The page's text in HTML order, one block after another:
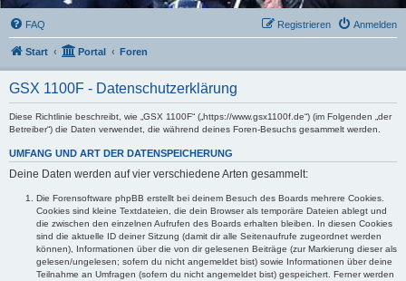
FAQ Anmelden
Registrieren
Start Portal Foren
GSX 1100F - Datenschutzerklärung
Diese Richtlinie beschreibt, wie „GSX 1100F“ („https://www.gsx1100f.de“) (im Folgenden „der
Betreiber“) die Daten verwendet, die während deines Foren-Besuchs gesammelt werden.
UMFANG UND ART DER DATENSPEICHERUNG
Deine Daten werden auf vier verschiedene Arten gesammelt:
Die Forensoftware phpBB erstellt bei deinem Besuch des Boards mehrere Cookies.
Cookies sind kleine Textdateien, die dein Browser als temporäre Dateien ablegt und
die zwischen den einzelnen Aufrufen des Boards erhalten bleiben. In diesen Cookies
sind die aktuelle ID deiner Sitzung (damit dir alle Seitenaufrufe zugeordnet werden
können), Informationen über die von dir gelesenen Beiträge (zur Markierung dieser als
gelesen/ungelesen; sofern du nicht angemeldet bist) sowie Informationen über deine
Teilnahme an Umfragen (sofern du nicht angemeldet bist) gespeichert. Ferner werden